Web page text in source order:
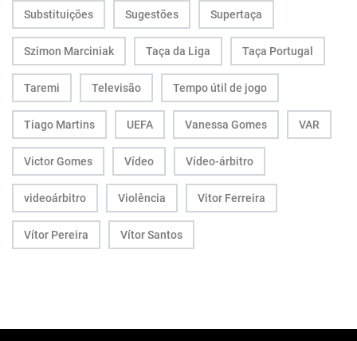
Substituições Sugestões Supertaça
Szimon Marciniak Taça da Liga Taça Portugal
Taremi Televisão Tempo útil de jogo
Tiago Martins UEFA Vanessa Gomes VAR
Victor Gomes Vídeo Vídeo-árbitro
videoárbitro Violência Vitor Ferreira
Vítor Pereira Vítor Santos